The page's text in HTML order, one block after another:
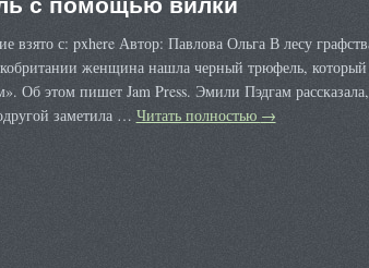
взято с: pxhere Автор: Павлова Ольга В лесу
женщина нашла черный трюфель, который
Об этом пишет Jam Press. Эмили Пэдгам рассказала,
заметила … Читать полностью →